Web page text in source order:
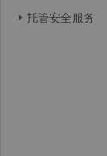
托管安全服务